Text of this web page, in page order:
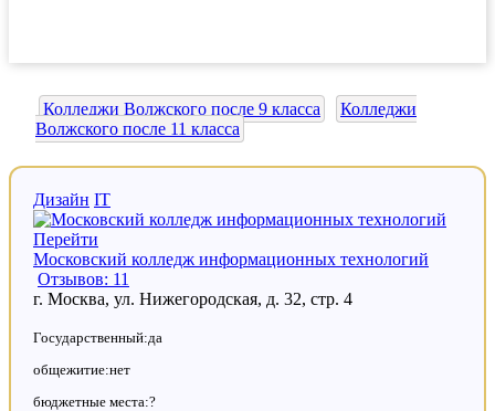
Колледжи Волжского после 9 класса
Колледжи
Волжского после 11 класса
Дизайн IT
Перейти
Московский колледж информационных технологий
Отзывов: 11
г. Москва, ул. Нижегородская, д. 32, стр. 4
Государственный:да
общежитие:нет
бюджетные места:?